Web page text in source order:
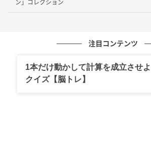
り塩味）
ン」コレクション
注目コンテンツ
1本だけ動かして計算を成立させ
クイズ【脳トレ】